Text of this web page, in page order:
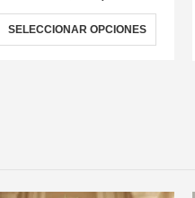
SELECCIONAR OPCIONES